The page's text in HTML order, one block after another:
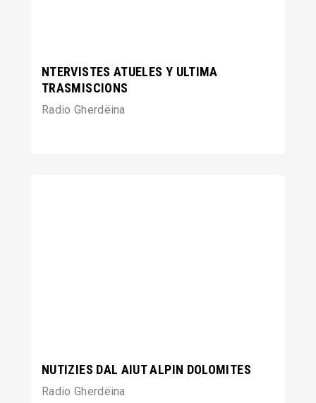
NTERVISTES ATUELES Y ULTIMA
TRASMISCIONS
Radio Gherdëina
NUTIZIES DAL AIUT ALPIN DOLOMITES
Radio Gherdëina